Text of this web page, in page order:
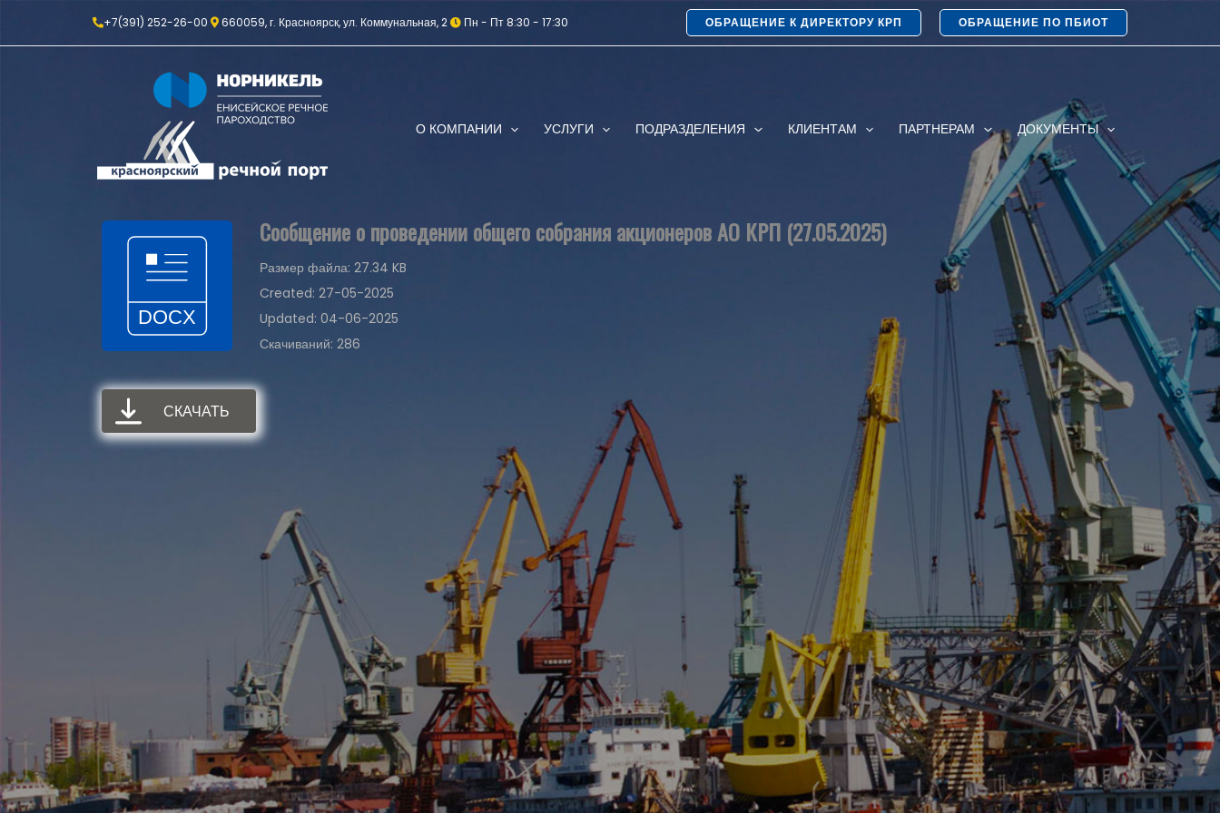
+7(391) 252-26-00 660059, г. Красноярск, ул. Коммунальная, 2 Пн - Пт 8:30 - 17:30 ОБРАЩЕНИЕ К ДИРЕКТОРУ КРП ОБРАЩЕНИЕ ПО ПБИОТ
О КОМПАНИИ УСЛУГИ ПОДРАЗДЕЛЕНИЯ КЛИЕНТАМ ПАРТНЕРАМ ДОКУМЕНТЫ
Сообщение о проведении общего собрания акционеров АО КРП (27.05.2025)
Размер файла: 27.34 KB
Created: 27-05-2025
Updated: 04-06-2025
Скачиваний: 286
СКАЧАТЬ